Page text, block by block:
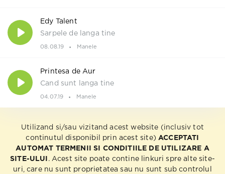
Edy Talent
Sarpele de langa tine
08.08.19 Manele
Printesa de Aur
Cand sunt langa tine
04.07.19 Manele
Utilizand si/sau vizitand acest website (inclusiv tot
continutul disponibil prin acest site) ACCEPTATI
AUTOMAT TERMENII SI CONDITIILE DE UTILIZARE A
SITE-ULUI
. Acest site poate contine linkuri spre alte site-
uri, care nu sunt proprietatea sau nu sunt sub controlul